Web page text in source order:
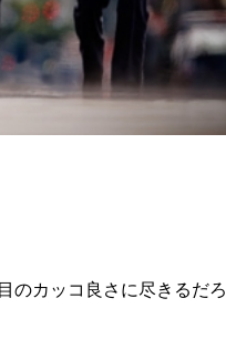
のカッコ良さに尽きるだろ